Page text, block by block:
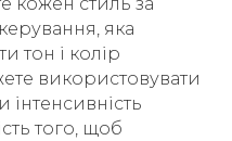
яка
тон і колір
використовувати
того, щоб